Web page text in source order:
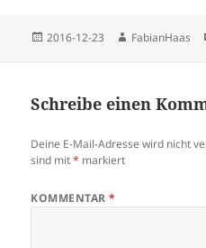
Veröffentlicht
2016-12-23 Autor
FabianHaas
Schreibe einen
Deine E-Mail-Adresse wird nicht
sind mit* markiert
KOMMENTAR*